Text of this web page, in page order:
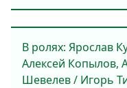
В ролях: Ярослав
Алексей Копылов,
Шевелев / Игорь